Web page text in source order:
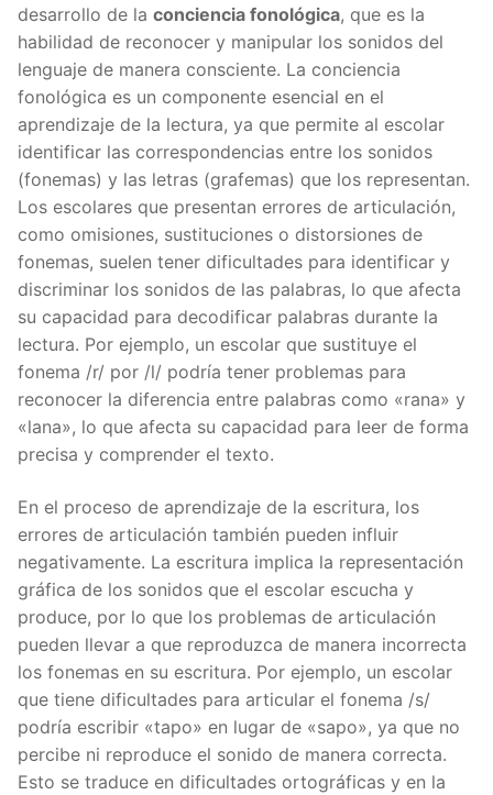
desarrollo de la conciencia fonológica, que es la
habilidad de reconocer y manipular los sonidos del
lenguaje de manera consciente. La conciencia
fonológica es un componente esencial en el
aprendizaje de la lectura, ya que permite al escolar
identificar las correspondencias entre los sonidos
(fonemas) y las letras (grafemas) que los representan.
Los escolares que presentan errores de articulación,
como omisiones, sustituciones o distorsiones de
fonemas, suelen tener dificultades para identificar y
discriminar los sonidos de las palabras, lo que afecta
su capacidad para decodificar palabras durante la
lectura. Por ejemplo, un escolar que sustituye el
fonema /r/ por /l/ podría tener problemas para
reconocer la diferencia entre palabras como «rana» y
«lana», lo que afecta su capacidad para leer de forma
precisa y comprender el texto.
En el proceso de aprendizaje de la escritura, los
errores de articulación también pueden influir
negativamente. La escritura implica la representación
gráfica de los sonidos que el escolar escucha y
produce, por lo que los problemas de articulación
pueden llevar a que reproduzca de manera incorrecta
los fonemas en su escritura. Por ejemplo, un escolar
que tiene dificultades para articular el fonema /s/
podría escribir «tapo» en lugar de «sapo», ya que no
percibe ni reproduce el sonido de manera correcta.
Esto se traduce en dificultades ortográficas y en la